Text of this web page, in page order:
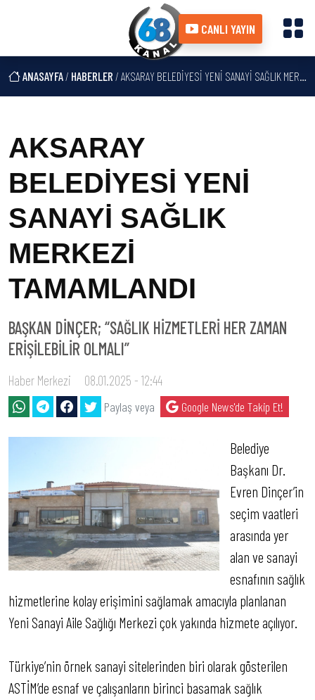
CANLI YAYIN
ANASAYFA/ HABERLER / AKSARAY BELEDİYESİ YENİ SANAYİ SAĞLIK MERKEZİ TAMAMLANDI
AKSARAY
BELEDİYESİ YENİ
SANAYİ SAĞLIK
MERKEZİ
TAMAMLANDI
BAŞKAN DİNÇER; “SAĞLIK HİZMETLERİ HER ZAMAN
ERİŞİLEBİLİR OLMALI”
Haber Merkezi 08.01.2025 - 12:44
Paylaş veya Google News'de Takip Et!
Belediye
Başkanı Dr.
Evren Dinçer’in
seçim vaatleri
arasında yer
alan ve sanayi
esnafının sağlık
hizmetlerine kolay erişimini sağlamak amacıyla planlanan
Yeni Sanayi Aile Sağlığı Merkezi çok yakında hizmete açılıyor.
Türkiye’nin örnek sanayi sitelerinden biri olarak gösterilen
ASTİM’de esnaf ve çalışanların birinci basamak sağlık